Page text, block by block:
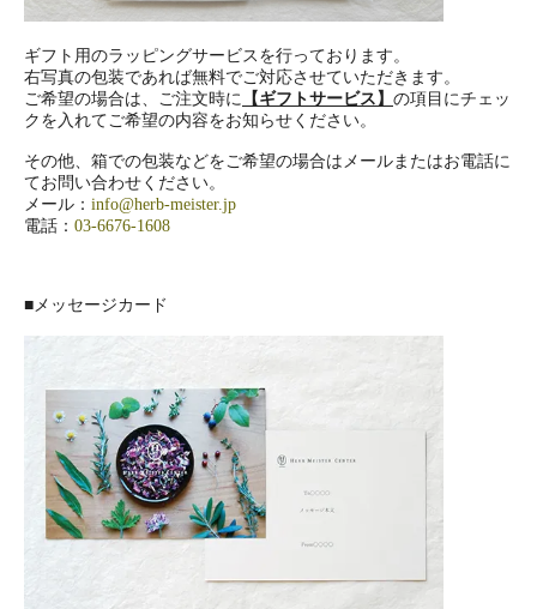
ギフト用のラッピングサービスを行っております。
右写真の包装であれば無料でご対応させていただきます。
ご希望の場合は、ご注文時に 【ギフトサービス】 の項目にチェッ
クを入れてご希望の内容をお知らせください。
その他、箱での包装などをご希望の場合はメールまたはお電話に
てお問い合わせください。
メール： info@herb-meister.jp
電話： 03-6676-1608
■メッセージカード